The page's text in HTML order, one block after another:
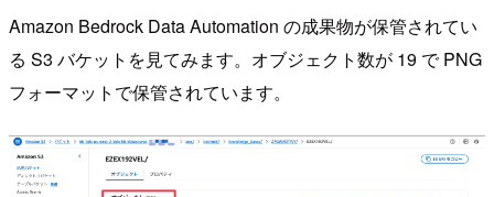
Amazon Bedrock Data Automation の成果物が保管されてい
る S3 バケットを見てみます。オブジェクト数が 19 で PNG
フォーマットで保管されています。